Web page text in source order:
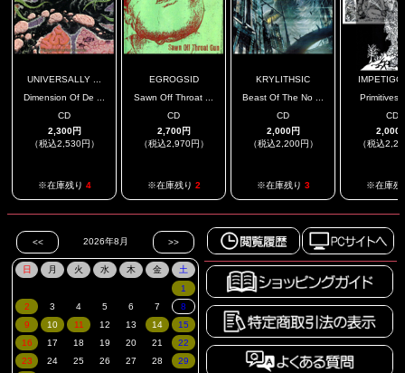
UNIVERSALLY ...
Dimension Of De ...
CD
2,300円
（税込2,530円）
※在庫残り 4
EGROGSID
Sawn Off Throat ...
CD
2,700円
（税込2,970円）
※在庫残り 2
KRYLITHSIC
Beast Of The No ...
CD
2,000円
（税込2,200円）
※在庫残り 3
Primitives
CD
2,000
（税込
※在庫残